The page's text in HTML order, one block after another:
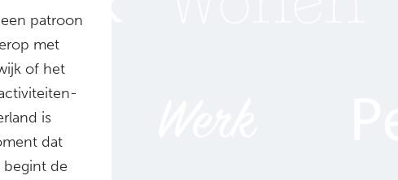
patroon
met
of het
is
dat
begint de